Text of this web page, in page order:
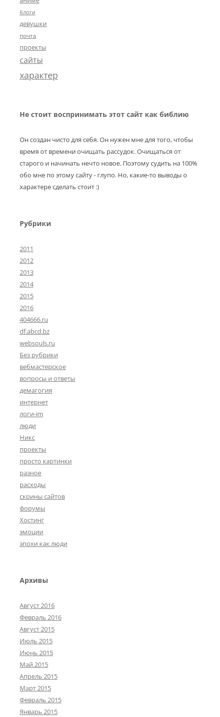
блоги
девушки
почта
проекты
сайты
характер
Не стоит воспринимать этот сайт как библию
Он создан чисто для себя. Он нужен мне для того, чтобы
время от времени очищать рассудок. Очищаться от
старого и начинать нечто новое. Поэтому судить на 100%
обо мне по этому сайту - глупо. Но, какие-то выводы о
характере сделать стоит :)
Рубрики
2011
2012
2013
2014
2015
2016
404666.ru
df.abcd.bz
websouls.ru
Без рубрики
вебмастерское
вопросы и ответы
демагогия
интернет
логи-im
люди
Никс
проекты
просто картинки
разное
расходы
скрины сайтов
форумы
Хостинг
эмоции
эпохи как люди
Архивы
Август 2016
Февраль 2016
Август 2015
Июль 2015
Июнь 2015
Май 2015
Апрель 2015
Март 2015
Февраль 2015
Январь 2015